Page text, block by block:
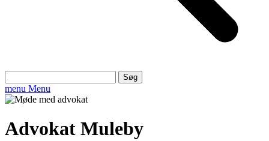
efter:
menu Menu
Advokat Muleby